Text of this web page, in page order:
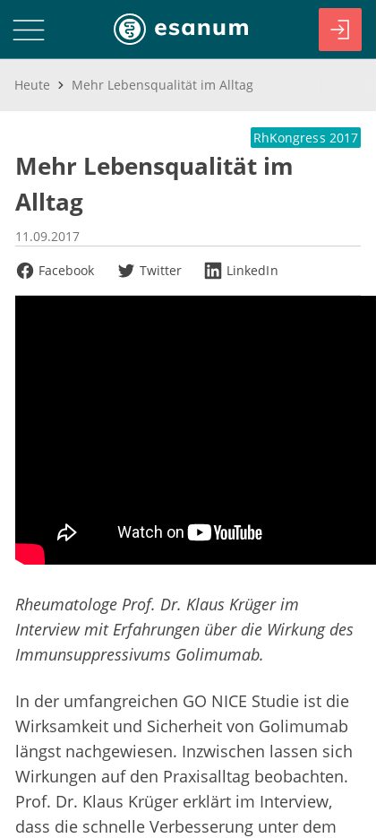
Heute Mehr Lebensqualität im Alltag
RhKongress 2017
Mehr Lebensqualität im
Alltag
11.09.2017
Facebook
Twitter LinkedIn
Rheumatologe Prof. Dr. Klaus Krüger im
Interview mit Erfahrungen über die Wirkung des
Immunsuppressivums Golimumab.
In der umfangreichen GO NICE Studie ist die
Wirksamkeit und Sicherheit von Golimumab
längst nachgewiesen. Inzwischen lassen sich
Wirkungen auf den Praxisalltag beobachten.
Prof. Dr. Klaus Krüger erklärt im Interview,
dass die schnelle Verbesserung unter dem